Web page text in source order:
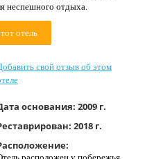
неспешного отдыха.
отель
свой отзыв об этом
основания: 2009 г.
2018 г.